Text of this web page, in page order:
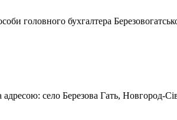
головного бухгалтера
село Березова Гать, Новгород-